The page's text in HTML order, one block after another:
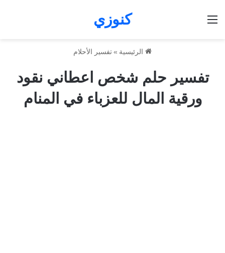
كنوزي
الرئيسية »تفسير الأحلام
تفسير حلم شخص اعطاني نقود
ورقية المال للعزباء في المنام